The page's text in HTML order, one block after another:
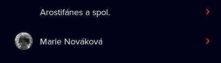
Arostifánes a spol.
Marie Nováková